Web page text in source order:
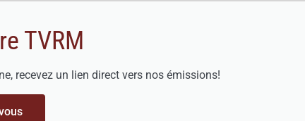
TVRM
recevez un lien direct vers nos émissions!